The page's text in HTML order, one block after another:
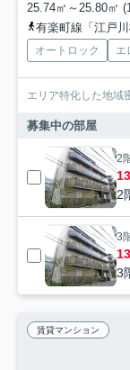
25.74㎡～25.80㎡
有楽町線「江戸
オートロック エ
エリア特化した地域
募集中の部屋
2
2
3
3
賃貸マンション